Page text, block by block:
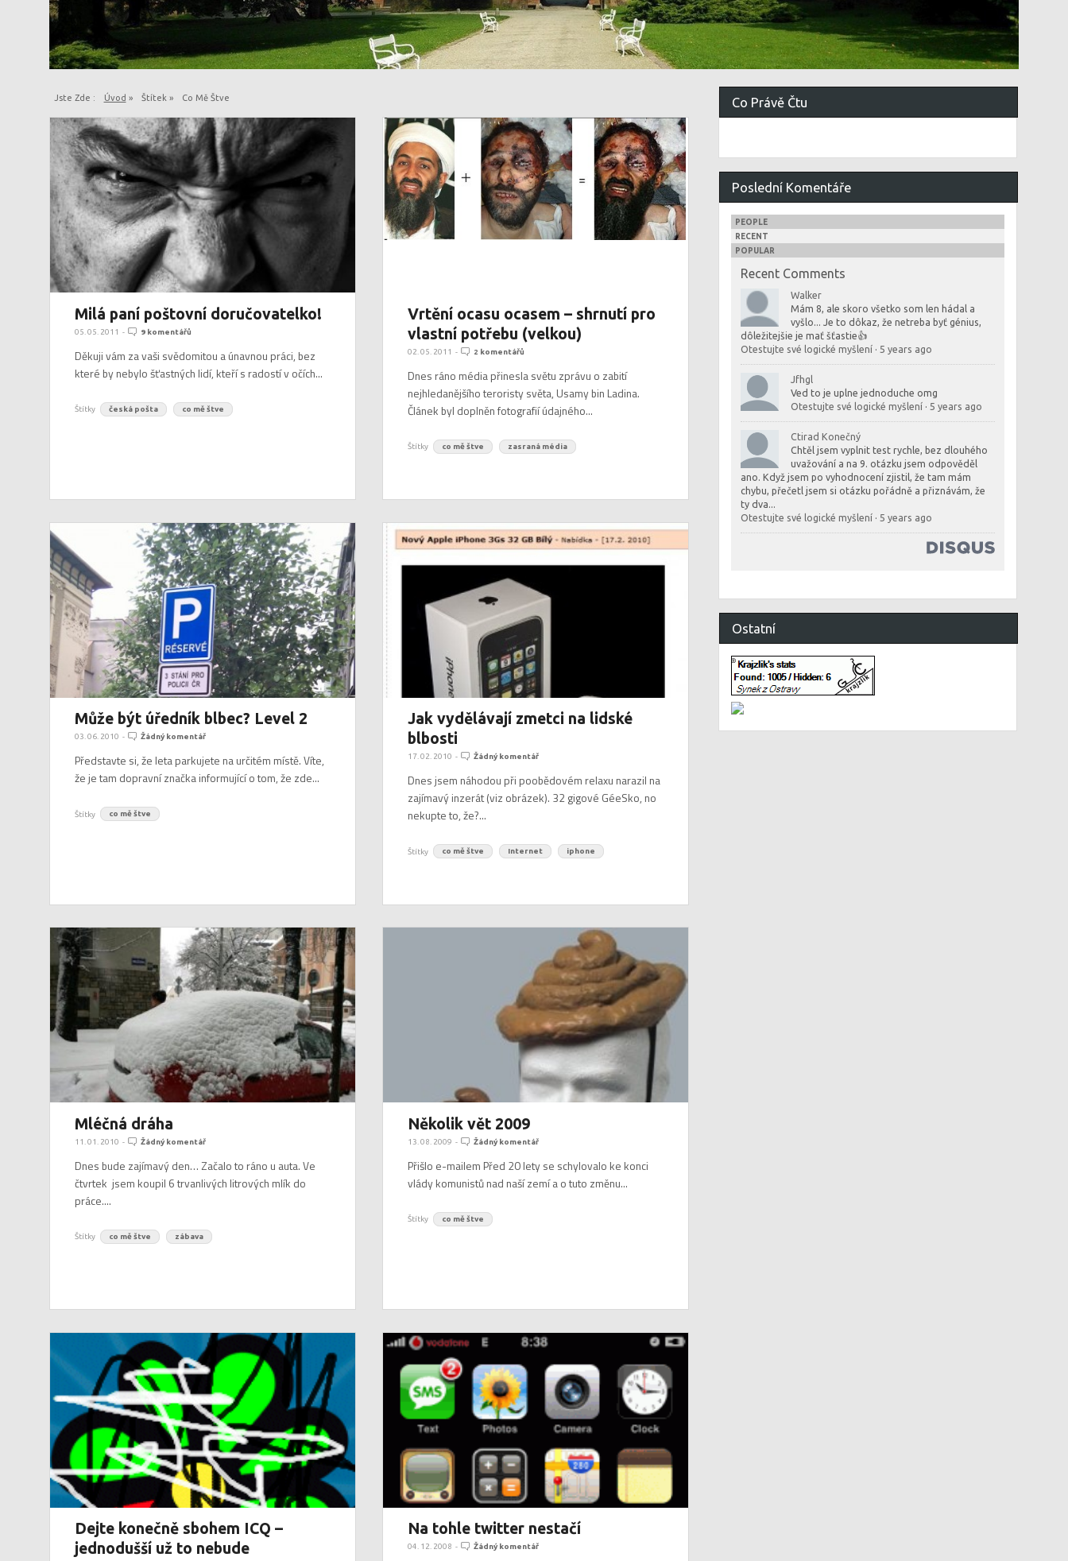
Jste Zde : Úvod » Štítek » Co Mě Štve
Milá paní poštovní doručovatelko!
05. 05. 2011 - 9 komentářů
Děkuji vám za vaši svědomitou a únavnou práci, bez
které by nebylo šťastných lidí, kteří s radostí v očích...
Štítky česká pošta co mě štve
Vrtění ocasu ocasem – shrnutí pro
vlastní potřebu (velkou)
02. 05. 2011 - 2 komentářů
Dnes ráno média přinesla světu zprávu o zabití
nejhledanějšího teroristy světa, Usamy bin Ladina.
Článek byl doplněn fotografií údajného...
Štítky co mě štve zasraná média
Může být úředník blbec? Level 2
03. 06. 2010 - Žádný komentář
Představte si, že leta parkujete na určitém místě. Víte,
že je tam dopravní značka informující o tom, že zde...
Štítky co mě štve
Jak vydělávají zmetci na lidské
blbosti
17. 02. 2010 - Žádný komentář
Dnes jsem náhodou při poobědovém relaxu narazil na
zajímavý inzerát (viz obrázek). 32 gigové GéeSko, no
nekupte to, že?...
Štítky co mě štve Internet iphone
Mléčná dráha
11. 01. 2010 - Žádný komentář
Dnes bude zajímavý den… Začalo to ráno u auta. Ve
čtvrtek jsem koupil 6 trvanlivých litrových mlík do
práce....
Štítky co mě štve zábava
Několik vět 2009
13. 08. 2009 - Žádný komentář
Přišlo e-mailem Před 20 lety se schylovalo ke konci
vlády komunistů nad naší zemí a o tuto změnu...
Štítky co mě štve
Dejte konečně sbohem ICQ –
jednodušší už to nebude
Na tohle twitter nestačí
04. 12. 2008 - Žádný komentář
Co Právě Čtu
Poslední Komentáře
PEOPLE
RECENT
POPULAR
Recent Comments
Walker
Mám 8, ale skoro všetko som len hádal a
vyšlo... Je to dôkaz, že netreba byť génius,
dôležitejšie je mať šťastie👍
Otestujte své logické myšlení· 5 years ago
Jfhgl
Ved to je uplne jednoduche omg
Otestujte své logické myšlení· 5 years ago
Ctirad Konečný
Chtěl jsem vyplnit test rychle, bez dlouhého
uvažování a na 9. otázku jsem odpověděl
ano. Když jsem po vyhodnocení zjistil, že tam mám
chybu, přečetl jsem si otázku pořádně a přiznávám, že
ty dva...
Otestujte své logické myšlení· 5 years ago
Ostatní